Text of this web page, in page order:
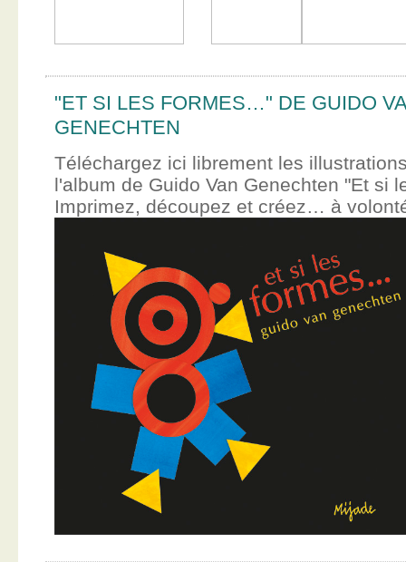
"ET SI LES FORMES…" DE GUIDO
GENECHTEN
Téléchargez ici librement les
l'album de Guido Van Genechten "Et si
Imprimez, découpez et créez… à